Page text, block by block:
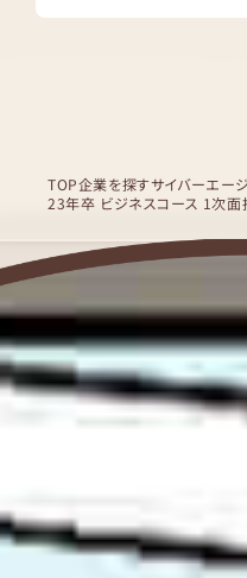
TOP企業を探すサイバーエー
23年卒 ビジネスコース 1次面